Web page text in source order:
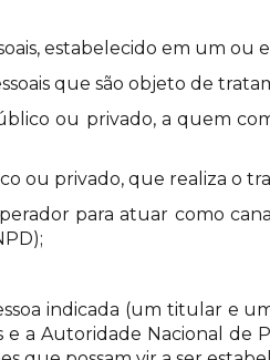
estabelecido em um ou
que são objeto de
ou privado, a quem
ou privado, que realiza o
para atuar como
indicada (um titular e
a Autoridade Nacional de